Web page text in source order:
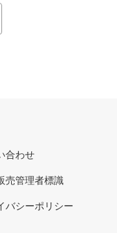
合わせ
売管理者標識
バシーポリシー